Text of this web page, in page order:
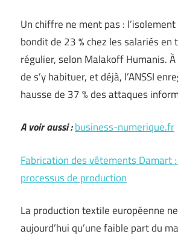
Un chiffre ne ment pas :
bondit de 23 % chez les salariés en
régulier, selon Malakoff Humanis.
de s’y habituer, et déjà, l’ANSSI
hausse de 37 % des attaques
A voir aussi :business-numerique.fr
Fabrication des vêtements Damart
processus de production
La production textile européenne
aujourd’hui qu’une faible part du